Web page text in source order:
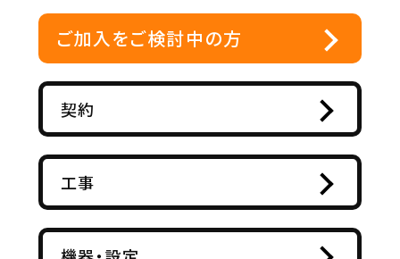
ご加入をご検討中の方
契約
工事